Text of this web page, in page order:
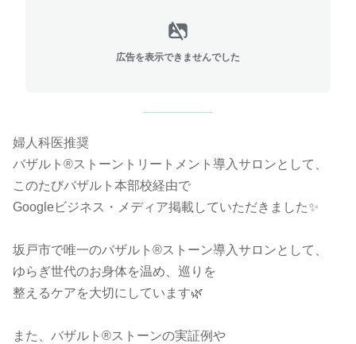
広告を表示できませんでした
婦人科医推奨
バザルト®ストーントリートメント導入サロンとして、
このたびバザルト本部校経由で
Googleビジネス・メディア掲載していただきました✨
坂戸市で唯一のバザルト®ストーン導入サロンとして、
ゆらぎ世代のお身体を温め、巡りを
整えるケアを大切にしています🌿
また、バザルト®ストーンの実証例や